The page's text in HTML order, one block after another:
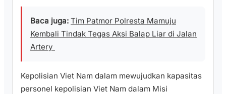
Baca juga: Tim Patmor Polresta Mamuju
Kembali Tindak Tegas Aksi Balap Liar di Jalan
Artery
Kepolisian Viet Nam dalam mewujudkan kapasitas
personel kepolisian Viet Nam dalam Misi